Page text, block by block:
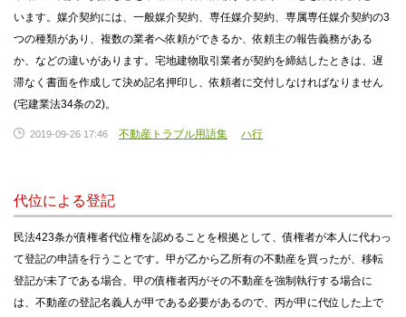
います。媒介契約には、一般媒介契約、専任媒介契約、専属専任媒介契約の3
つの種類があり、複数の業者へ依頼ができるか、依頼主の報告義務がある
か、などの違いがあります。宅地建物取引業者が契約を締結したときは、遅
滞なく書面を作成して決め記名押印し、依頼者に交付しなければなりません
(宅建業法34条の2)。
2019-09-26 17:46 不動産トラブル用語集 ハ行
代位による登記
民法423条が債権者代位権を認めることを根拠として、債権者が本人に代わっ
て登記の申請を行うことです。甲が乙から乙所有の不動産を買ったが、移転
登記が未了である場合、甲の債権者丙がその不動産を強制執行する場合に
は、不動産の登記名義人が甲である必要があるので、丙が甲に代位した上で